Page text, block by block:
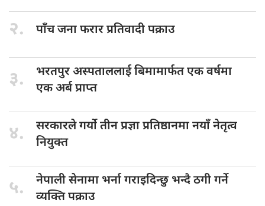
२. पाँच जनाफरार प्रतिवादी पक्राउ
३. भरतपुर अस्पताललाईबिमामार्फत एक वर्षमा
एक अर्ब प्राप्त
४. सरकारले गर्योतीन प्रज्ञा प्रतिष्ठानमा नयाँ नेतृत्व
नियुक्त
५. नेपाली सेनामा भर्ना गराइदिन्छु भन्दै ठगी गर्ने
व्यक्ति पक्राउ